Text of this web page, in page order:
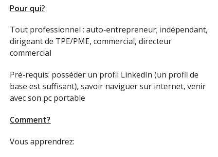
Pour qui?
Tout professionnel : auto-entrepreneur; indépendant,
dirigeant de TPE/PME, commercial, directeur
commercial
Pré-requis: posséder un profil LinkedIn (un profil de
base est suffisant), savoir naviguer sur internet, venir
avec son pc portable
Comment?
Vous apprendrez: